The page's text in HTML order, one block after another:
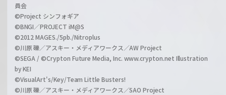
員会
©Project シンフォギア
©BNGI／PROJECT iM@S
©2012 MAGES./5pb./Nitroplus
©川原 礫／アスキー・メディアワークス／AW Project
©SEGA / ©Crypton Future Media, Inc. www.crypton.net Illustration
by KEI
©VisualArt's/Key/Team Little Busters!
©川原 礫／アスキー・メディアワークス／SAO Project